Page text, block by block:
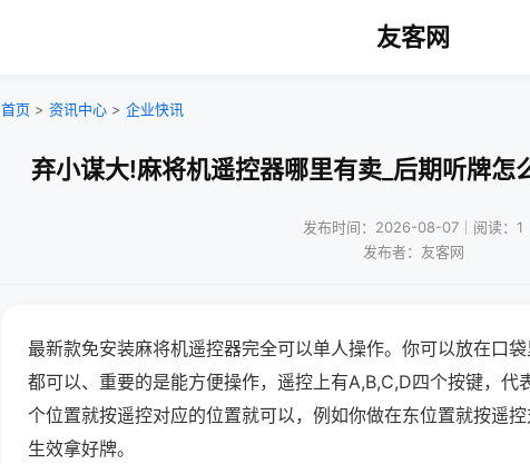
友客网
首页 > 资讯中心 > 企业快讯
弃小谋大!麻将机遥控器哪里有卖_后期听牌怎
发布时间：2026-08-07｜阅读：1
发布者：友客网
最新款免安装麻将机遥控器完全可以单人操作。你可以放在口
都可以、重要的是能方便操作，遥控上有A,B,C,D四个按键，代
个位置就按遥控对应的位置就可以，例如你做在东位置就按遥
生效拿好牌。